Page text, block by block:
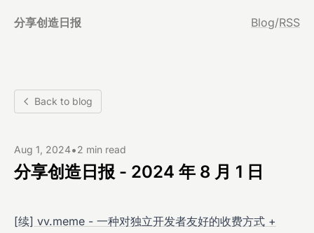
分享创造日报 Blog/RSS
Back to blog
Aug 1, 2024•2 min read
分享创造日报 - 2024 年 8 月 1 日
[续] vv.meme - 一种对独立开发者友好的收费方式 +